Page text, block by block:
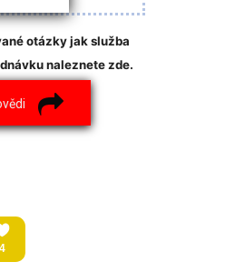
otázky jak služba
naleznete zde.